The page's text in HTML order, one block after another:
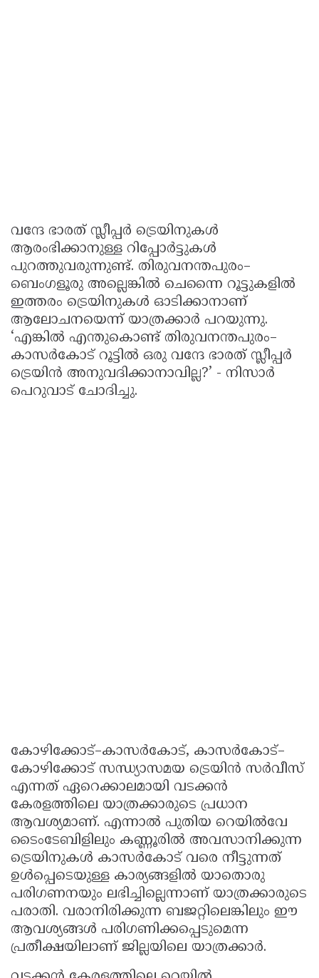
വന്ദേ ഭാരത് സ്ലീപ്പർ ട്രെയിനുകൾ
ആരംഭിക്കാനുള്ള റിപ്പോർട്ടുകൾ
പുറത്തുവരുന്നുണ്ട്. തിരുവനന്തപുരം–
ബെംഗളൂരു അല്ലെങ്കിൽ ചെന്നൈ റൂട്ടുകളിൽ
ഇത്തരം ട്രെയിനുകൾ ഓടിക്കാനാണ്
ആലോചനയെന്ന് യാത്രക്കാർ പറയുന്നു.
‘എങ്കിൽ എന്തുകൊണ്ട് തിരുവനന്തപുരം–
കാസർകോട് റൂട്ടിൽ ഒരു വന്ദേ ഭാരത് സ്ലീപ്പർ
ട്രെയിൻ അനുവദിക്കാനാവില്ല?’ - നിസാർ
പെറുവാട് ചോദിച്ചു.
കോഴിക്കോട്–കാസർകോട്, കാസർകോട്–
കോഴിക്കോട് സന്ധ്യാസമയ ട്രെയിൻ സർവീസ്
എന്നത് ഏറെക്കാലമായി വടക്കൻ
കേരളത്തിലെ യാത്രക്കാരുടെ പ്രധാന
ആവശ്യമാണ്. എന്നാൽ പുതിയ റെയിൽവേ
ടൈംടേബിളിലും കണ്ണൂരിൽ അവസാനിക്കുന്ന
ട്രെയിനുകൾ കാസർകോട് വരെ നീട്ടുന്നത്
ഉൾപ്പെടെയുള്ള കാര്യങ്ങളിൽ യാതൊരു
പരിഗണനയും ലഭിച്ചില്ലെന്നാണ് യാത്രക്കാരുടെ
പരാതി. വരാനിരിക്കുന്ന ബജറ്റിലെങ്കിലും ഈ
ആവശ്യങ്ങൾ പരിഗണിക്കപ്പെടുമെന്ന
പ്രതീക്ഷയിലാണ് ജില്ലയിലെ യാത്രക്കാർ.